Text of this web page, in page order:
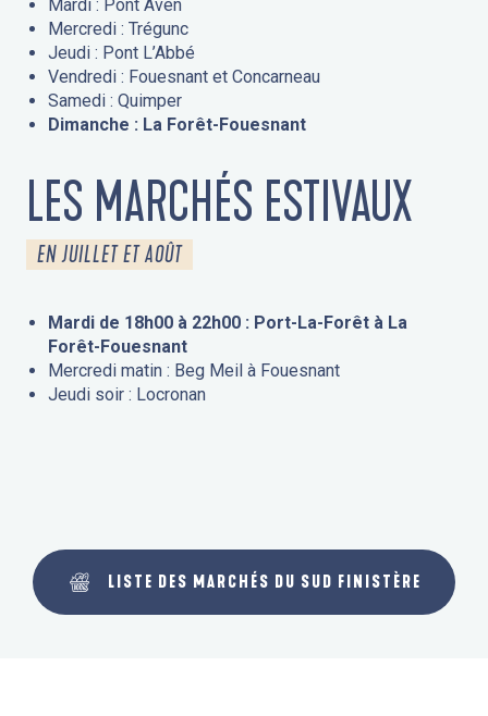
Mardi : Pont Aven
Mercredi : Trégunc
Jeudi : Pont L’Abbé
Vendredi : Fouesnant et Concarneau
Samedi : Quimper
Dimanche : La Forêt-Fouesnant
LES MARCHÉS ESTIVAUX
EN JUILLET ET AOÛT
Mardi de 18h00 à 22h00 : Port-La-Forêt à La
Forêt-Fouesnant
Mercredi matin : Beg Meil à Fouesnant
Jeudi soir : Locronan
LISTE DES MARCHÉS DU SUD FINISTÈRE